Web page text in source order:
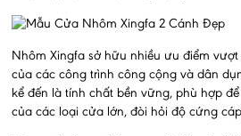
Nhôm Xingfa sở hữu nhiều ưu điểm
của các công trình công cộng và dân
kể đến là tính chất bền vững, phù hợp
của các loại cửa lớn, đòi hỏi độ cứng